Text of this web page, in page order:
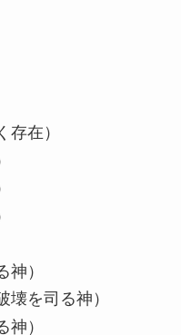
在）
）
を司る神）
）